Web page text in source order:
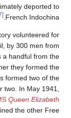
deported to
French Indochina.
[27]
volunteered for
by 300 men from
a handful from the
they formed the
formed two of the
two. In May 1941,
Queen Elizabeth
the other Free